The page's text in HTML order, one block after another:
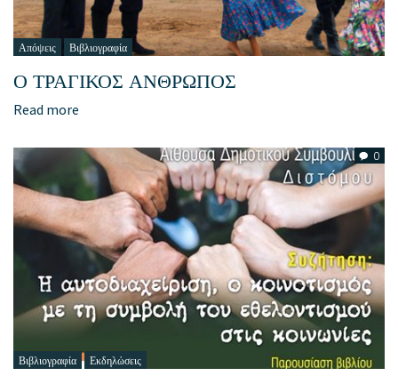
Απόψεις Βιβλιογραφία
Ο ΤΡΑΓΙΚΟΣ ΑΝΘΡΩΠΟΣ
Read more
0
Βιβλιογραφία Εκδηλώσεις